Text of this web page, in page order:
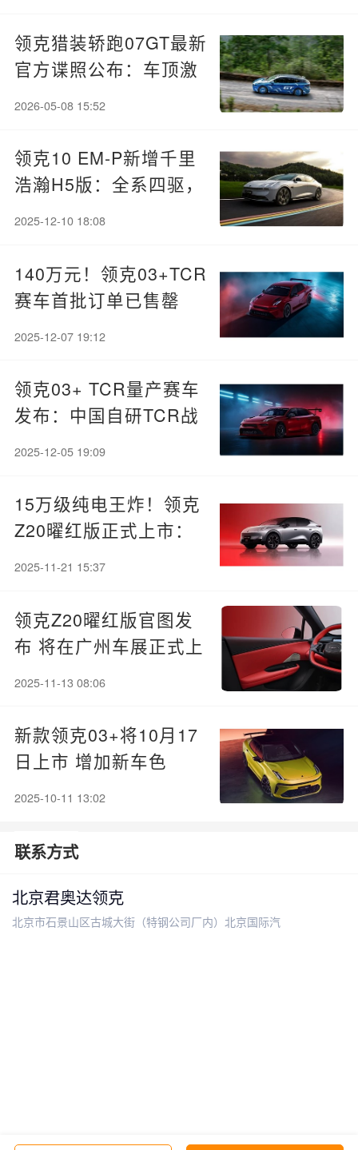
领克猎装轿跑07GT最新
官方谍照公布：车顶激
2026-05-08 15:52
领克10 EM-P新增千里
浩瀚H5版：全系四驱，
2025-12-10 18:08
140万元！领克03+TCR
赛车首批订单已售罄
2025-12-07 19:12
领克03+ TCR量产赛车
发布：中国自研TCR战
2025-12-05 19:09
15万级纯电王炸！领克
Z20曜红版正式上市：
2025-11-21 15:37
领克Z20曜红版官图发
布 将在广州车展正式上
2025-11-13 08:06
新款领克03+将10月17
日上市 增加新车色
2025-10-11 13:02
联系方式
北京君奥达领克
北京市石景山区古城大街（特钢公司厂内）北京国际汽